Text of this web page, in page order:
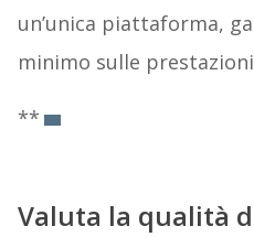
un’unica piattaforma,
minimo sulle
**
Valuta la qualità